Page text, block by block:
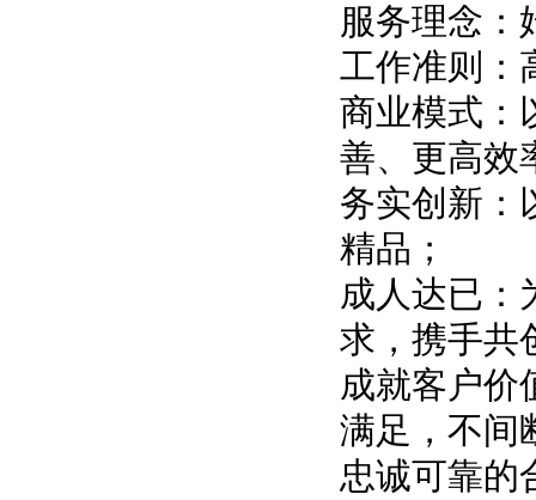
服务理念：
工作准则：
商业模式：
善、更高效
务实创新：
精品；
成人达已：
求，携手共
成就客户价
满足，不间
忠诚可靠的